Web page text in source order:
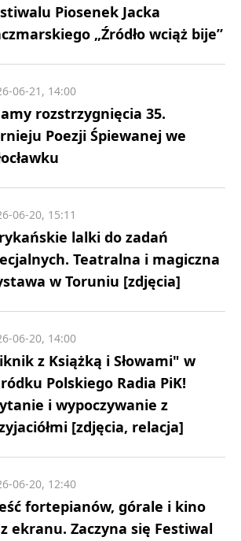
Piosenek Jacka
„Źródło wciąż bije”
rozstrzygnięcia 35.
Poezji Śpiewanej we
06-21, 14:00
lalki do zadań
Teatralna i magiczna
w Toruniu [zdjęcia]
06-20, 15:11
z Książką i Słowami" w
Polskiego Radia PiK!
i wypoczywanie z
[zdjęcia, relacja]
06-20, 14:00
fortepianów, górale i kino
ekranu. Zaczyna się Festiwal
06-20, 12:40